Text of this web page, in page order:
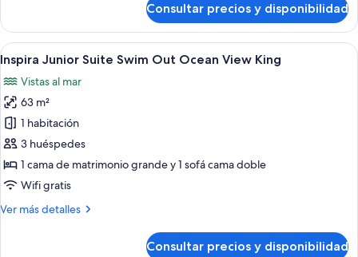
Master
Suite
Ocean
Front
Consultar precios y disponibilidad
Abrir
todas
las
fotos
de
Inspira
Junior
Suite
Out
Una habitación de hotel moderna
8
Inspira Junior Suite Swim Out Ocean View King
Vistas al mar
63 m²
1 habitación
3 huéspedes
1 cama de matrimonio grande y 1 sofá cama doble
Wifi gratis
Ver más detalles
Más
Consultar precios y disponibilidad